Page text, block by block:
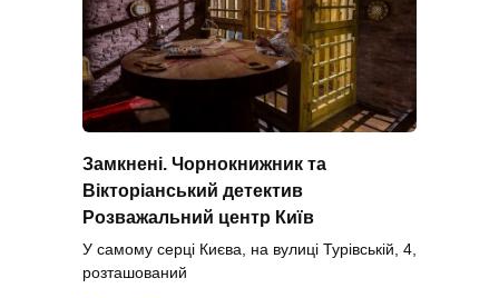
Замкнені. Чорнокнижник та
Вікторіанський детектив
Розважальний центр Київ
У самому серці Києва, на вулиці Турівській, 4,
розташований